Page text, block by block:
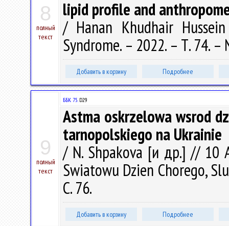
8
полный
текст
lipid profile and
/ Hanan Khudhair
Syndrome. – 2022. – Т. 74.
Добавить в корзину Подробнее
9
полный
текст
ББК 75.D29
Astma oskrzelowa wsrod
tarnopolskiego na Ukrainie
/ N. Shpakova [и др.] // 10
Swiatowu Dzien Chorego,
С. 76.
Добавить в корзину Подробнее